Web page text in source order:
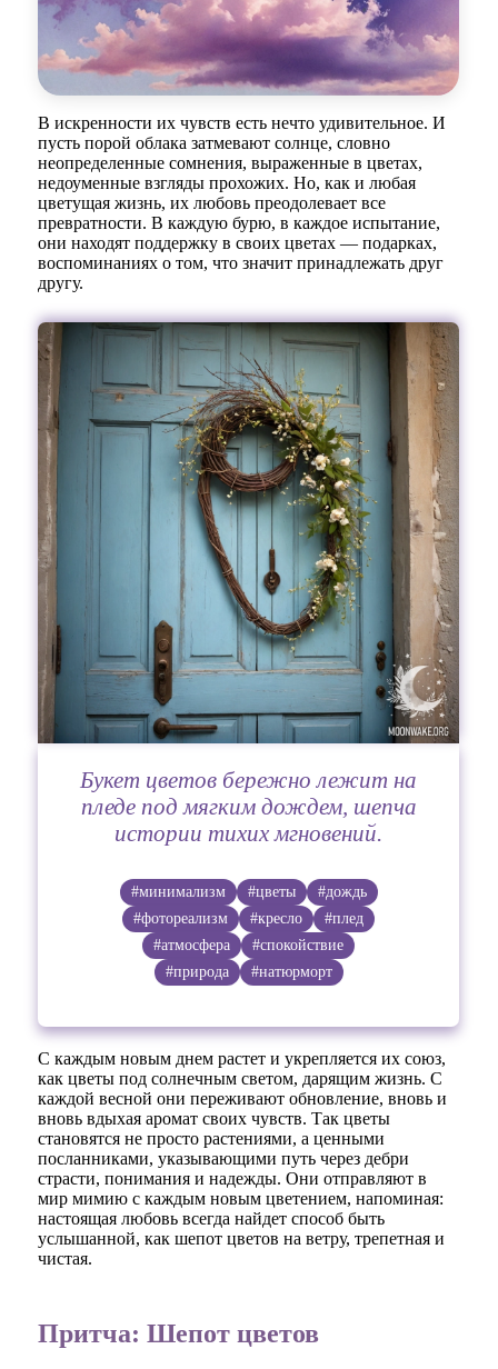
В искренности их чувств есть нечто удивительное. И
пусть порой облака затмевают солнце, словно
неопределенные сомнения, выраженные в цветах,
недоуменные взгляды прохожих. Но, как и любая
цветущая жизнь, их любовь преодолевает все
превратности. В каждую бурю, в каждое испытание,
они находят поддержку в своих цветах — подарках,
воспоминаниях о том, что значит принадлежать друг
другу.
Букет цветов бережно лежит на
пледе под мягким дождем, шепча
истории тихих мгновений.
#минимализм #цветы
#дождь
#фотореализм
#кресло
#плед
#атмосфера
#спокойствие
#природа
#натюрморт
С каждым новым днем растет и укрепляется их союз,
как цветы под солнечным светом, дарящим жизнь. С
каждой весной они переживают обновление, вновь и
вновь вдыхая аромат своих чувств. Так цветы
становятся не просто растениями, а ценными
посланниками, указывающими путь через дебри
страсти, понимания и надежды. Они отправляют в
мир мимию с каждым новым цветением, напоминая:
настоящая любовь всегда найдет способ быть
услышанной, как шепот цветов на ветру, трепетная и
чистая.
Притча: Шепот цветов